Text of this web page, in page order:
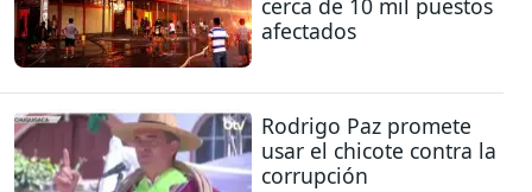
afectados
Rodrigo Paz promete
usar el chicote contra la
corrupción